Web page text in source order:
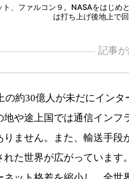
、ファルコン９。NASAをはじめ
は打ち上げ後地上で
記事
の約30億人が未だにイン
地や途上国では通信イン
りません。また、輸送手
れた世界が広がっていま